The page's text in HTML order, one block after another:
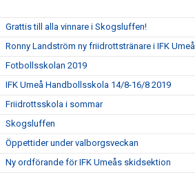
Grattis till alla vinnare i Skogsluffen!
Ronny Landström ny friidrottstränare i IFK Umeå
Fotbollsskolan 2019
IFK Umeå Handbollsskola 14/8-16/8 2019
Friidrottsskola i sommar
Skogsluffen
Öppettider under valborgsveckan
Ny ordförande för IFK Umeås skidsektion